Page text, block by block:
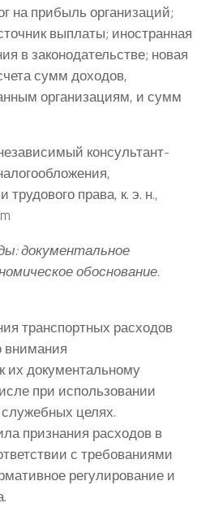
на прибыль организаций;
выплаты; иностранная
в законодательстве; новая
сумм доходов,
организациям, и сумм
консультант-
трудового права, к. э. н.,
документальное
обоснование.
транспортных расходов
внимания
их документальному
при использовании
целях.
признания расходов в
с требованиями
регулирование и